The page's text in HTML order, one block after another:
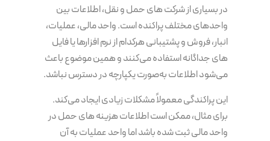
در بسیاری از شرکت های حمل و نقل، اطلاعات بین
واحدهای مختلف پراکنده است. واحد مالی، عملیات،
انبار، فروش و پشتیبانی هرکدام از نرم افزارها یا فایل
های جداگانه استفاده می‌کنند و همین موضوع باعث
می‌شود اطلاعات به‌صورت یکپارچه در دسترس نباشد.
این پراکندگی معمولاً مشکلات زیادی ایجاد می‌کند.
برای مثال، ممکن است اطلاعات هزینه های حمل در
واحد مالی ثبت شده باشد اما واحد عملیات به آن